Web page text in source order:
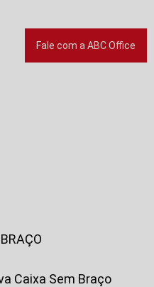
Fale com a ABC Office
Caixa Sem Braço